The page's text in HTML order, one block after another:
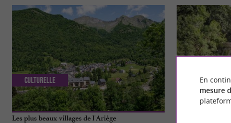
Les plus beaux villages de l'Ariège
Culturelle
Le Pont du
En
mesure